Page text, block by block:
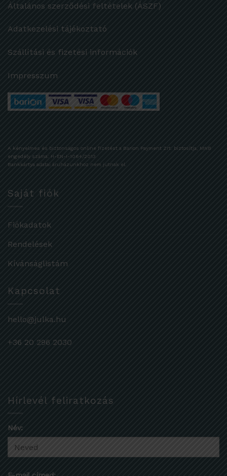
Általános szerződési feltételek (ÁSZF)
Adatkezelési tájékoztató
Szállítási és fizetési információk
Impresszum
A kényelmes és biztonságos online fizetést a Barion Payment Zrt. biztosítja, MNB
engedély száma: H-EN-I-1064/2013
Bankkártya adatai áruházunkhoz nem jutnak el.
Saját fiók
Fiókadatok
Rendelések
Kívánságlistám
Kapcsolat
hello@julka.hu
+36 20 296 2030
Hírlevél feliratkozás
Név: